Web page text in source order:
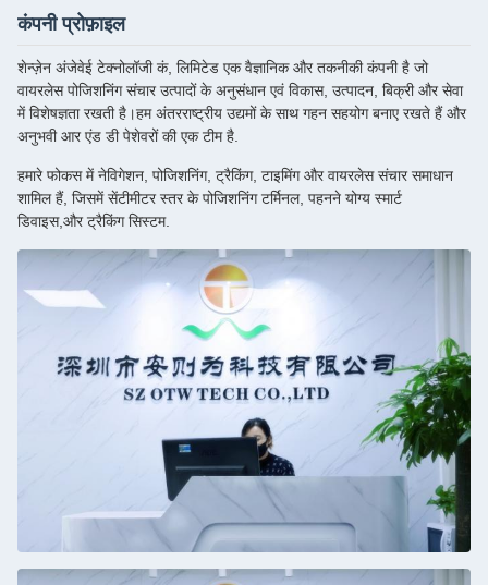
कंपनी प्रोफ़ाइल
शेन्ज़ेन अंजेवेई टेक्नोलॉजी कं, लिमिटेड एक वैज्ञानिक और तकनीकी कंपनी है जो
वायरलेस पोजिशनिंग संचार उत्पादों के अनुसंधान एवं विकास, उत्पादन, बिक्री और सेवा
में विशेषज्ञता रखती है।हम अंतरराष्ट्रीय उद्यमों के साथ गहन सहयोग बनाए रखते हैं और
अनुभवी आर एंड डी पेशेवरों की एक टीम है.
हमारे फोकस में नेविगेशन, पोजिशनिंग, ट्रैकिंग, टाइमिंग और वायरलेस संचार समाधान
शामिल हैं, जिसमें सेंटीमीटर स्तर के पोजिशनिंग टर्मिनल, पहनने योग्य स्मार्ट
डिवाइस,और ट्रैकिंग सिस्टम.